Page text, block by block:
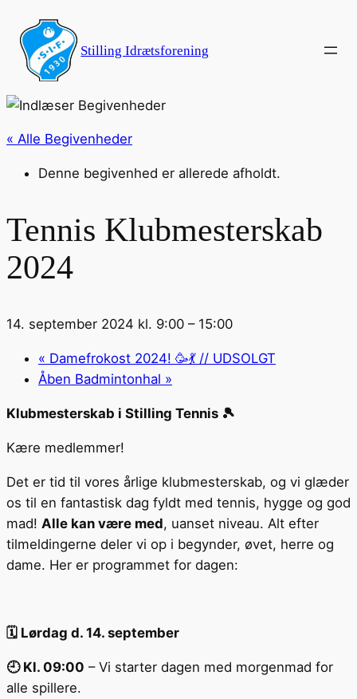
Stilling Idrætsforening
« Alle Begivenheder
Denne begivenhed er allerede afholdt.
Tennis Klubmesterskab
2024
14. september 2024 kl. 9:00 – 15:00
« Damefrokost 2024! 🥳💃 // UDSOLGT
Åben Badmintonhal »
Klubmesterskab i Stilling Tennis 🎾
Kære medlemmer!
Det er tid til vores årlige klubmesterskab, og vi glæder
os til en fantastisk dag fyldt med tennis, hygge og god
mad! Alle kan være med, uanset niveau. Alt efter
tilmeldingerne deler vi op i begynder, øvet, herre og
dame. Her er programmet for dagen:
🗓️ Lørdag d. 14. september
🕘 Kl. 09:00 – Vi starter dagen med morgenmad for
alle spillere.